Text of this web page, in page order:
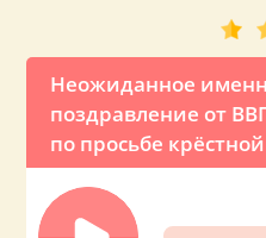
Неожиданное
поздравление от
по просьбе